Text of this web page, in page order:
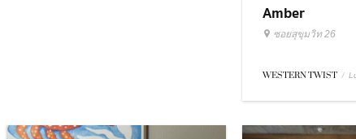
Amber
ซอยสุขุมวิท 26
WESTERN TWIST /